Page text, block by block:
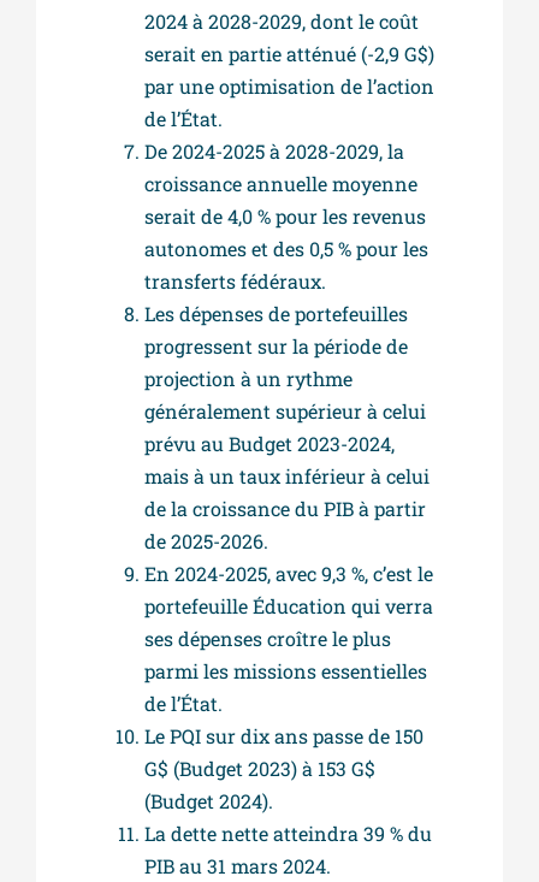
2024 à 2028-2029, dont le coût
serait en partie atténué (-2,9 G$)
par une optimisation de l’action
de l’État.
De 2024-2025 à 2028-2029, la
croissance annuelle moyenne
serait de 4,0 % pour les revenus
autonomes et des 0,5 % pour les
transferts fédéraux.
Les dépenses de portefeuilles
progressent sur la période de
projection à un rythme
généralement supérieur à celui
prévu au Budget 2023-2024,
mais à un taux inférieur à celui
de la croissance du PIB à partir
de 2025-2026.
En 2024-2025, avec 9,3 %, c’est le
portefeuille Éducation qui verra
ses dépenses croître le plus
parmi les missions essentielles
de l’État.
Le PQI sur dix ans passe de 150
G$ (Budget 2023) à 153 G$
(Budget 2024).
La dette nette atteindra 39 % du
PIB au 31 mars 2024.